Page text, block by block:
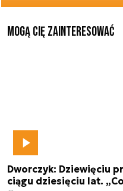
Mogą Cię zainteresować
Dworczyk: Dziewięciu
ciągu dziesięciu lat.